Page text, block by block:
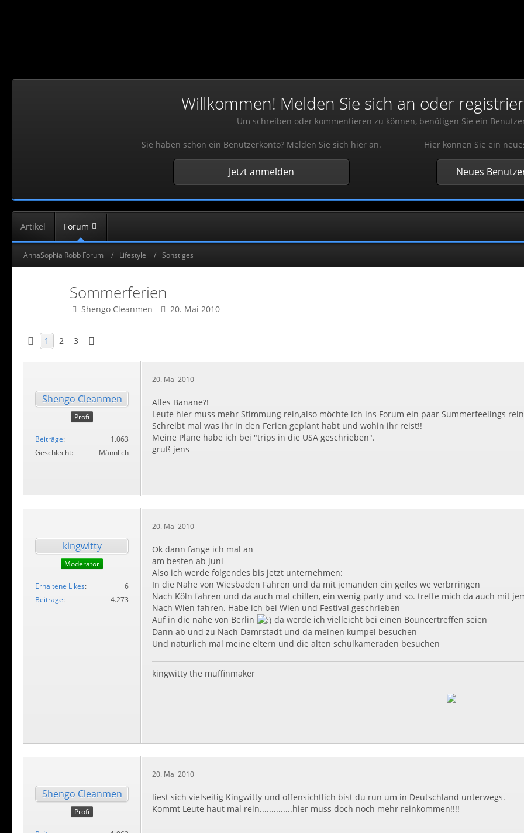
Willkommen! Melden Sie sich an oder
Um schreiben oder kommentieren zu können, benötigen Sie ein
Sie haben schon ein Benutzerkonto? Melden Sie sich hier an.
Jetzt anmelden
Hier können Sie ein
Neues
Artikel Forum
AnnaSophia Robb Forum Lifestyle Sonstiges
Sommerferien
Shengo Cleanmen 20. Mai 2010
1 2 3
Shengo Cleanmen
Profi
Beiträge
1.063
Geschlecht
Männlich
20. Mai 2010
Alles Banane?!
Leute hier muss mehr Stimmung rein,also möchte ich ins Forum ein paar Summerfeelings
Schreibt mal was ihr in den Ferien geplant habt und wohin ihr reist!!
Meine Pläne habe ich bei "trips in die USA geschrieben".
gruß jens
kingwitty
Moderator
Erhaltene Likes
6
Beiträge
4.273
20. Mai 2010
Ok dann fange ich mal an
am besten ab juni
Also ich werde folgendes bis jetzt unternehmen:
In die Nähe von Wiesbaden Fahren und da mit jemanden ein geiles we verbrringen
Nach Köln fahren und da auch mal chillen, ein wenig party und so. treffe mich da auch mit
Nach Wien fahren. Habe ich bei Wien und Festival geschrieben
Auf in die nähe von Berlin
da werde ich vielleicht bei einen Bouncertreffen seien
Dann ab und zu Nach Damrstadt und da meinen kumpel besuchen
Und natürlich mal meine eltern und die alten schulkameraden besuchen
kingwitty the muffinmaker
Shengo Cleanmen
Profi
20. Mai 2010
liest sich vielseitig Kingwitty und offensichtlich bist du run um in Deutschland unterwegs.
Kommt Leute haut mal rein..............hier muss doch noch mehr reinkommen!!!!